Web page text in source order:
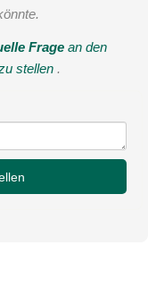
Frage an den
stellen .